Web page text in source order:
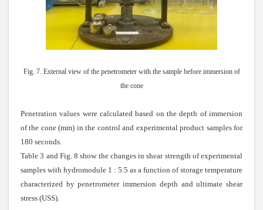
Fig. 7. External view of the penetrometer with the sample before immersion of
the cone
Penetration values were calculated based on the depth of immersion
of the cone (mm) in the control and experimental product samples for
180 seconds.
Table 3 and Fig. 8 show the changes in shear strength of experimental
samples with hydromodule 1 : 5.5 as a function of storage temperature
characterized by penetrometer immersion depth and ultimate shear
stress (USS).